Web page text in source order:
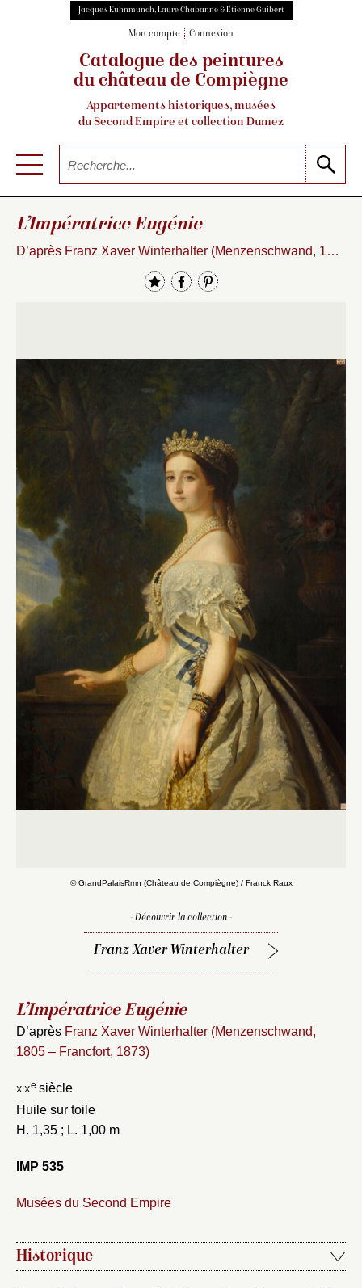
Jacques Kuhnmunch, Laure Chabanne & Étienne Guibert
Mon compte Connexion
Catalogue des peintures
du château de Compiègne
Appartements historiques, musées
du Second Empire et collection Dumez
L’Impératrice Eugénie
D’après Franz Xaver Winterhalter (Menzenschwand, 1805 – Francfort, 1873)
© GrandPalaisRmn (Château de Compiègne) / Franck Raux
- Découvrir la collection -
Franz Xaver Winterhalter
L’Impératrice Eugénie
D’après Franz Xaver Winterhalter (Menzenschwand,
1805 – Francfort, 1873)
xixe siècle
Huile sur toile
H. 1,35 ; L. 1,00 m
IMP 535
Musées du Second Empire
Historique
notice
Nom du dossier
Valider
Connexion
Courriel
Mot de passe